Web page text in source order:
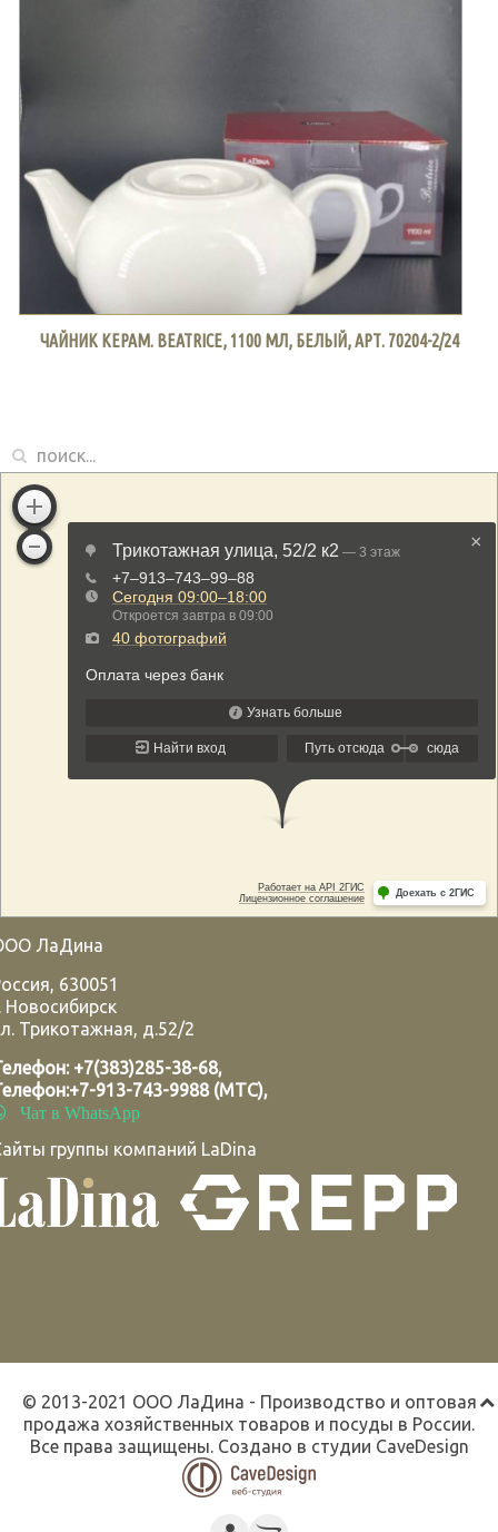
ЧАЙНИК КЕРАМ. BEATRICE, 1100 МЛ, БЕЛЫЙ, АРТ. 70204-2/24
ЛаДина
, 630051
Новосибирск
Трикотажная, д.52/2
+7(383)285-38-68,
+7-913-743-9988 (МТС),
Чат в WhatsApp
группы компаний LaDina
© 2013-2021 ООО ЛаДина - Производство и оптовая
продажа хозяйственных товаров и посуды в России.
Все права защищены. Создано в студии CaveDesign